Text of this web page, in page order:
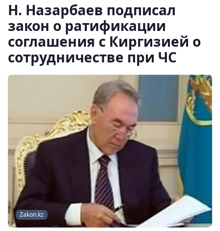
Н. Назарбаев подписал
закон о ратификации
соглашения с Киргизией о
сотрудничестве при ЧС
Zakon.kz